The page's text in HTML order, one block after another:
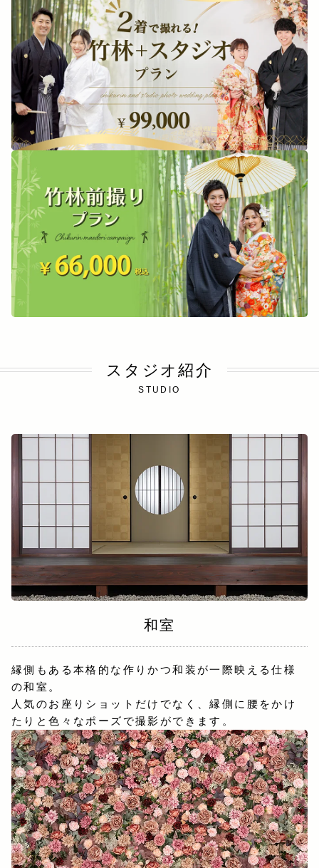
スタジオ紹介
STUDIO
和室
縁側もある本格的な作りかつ和装が一際映える仕様
の和室。
人気のお座りショットだけでなく、縁側に腰をかけ
たりと色々なポーズで撮影ができます。